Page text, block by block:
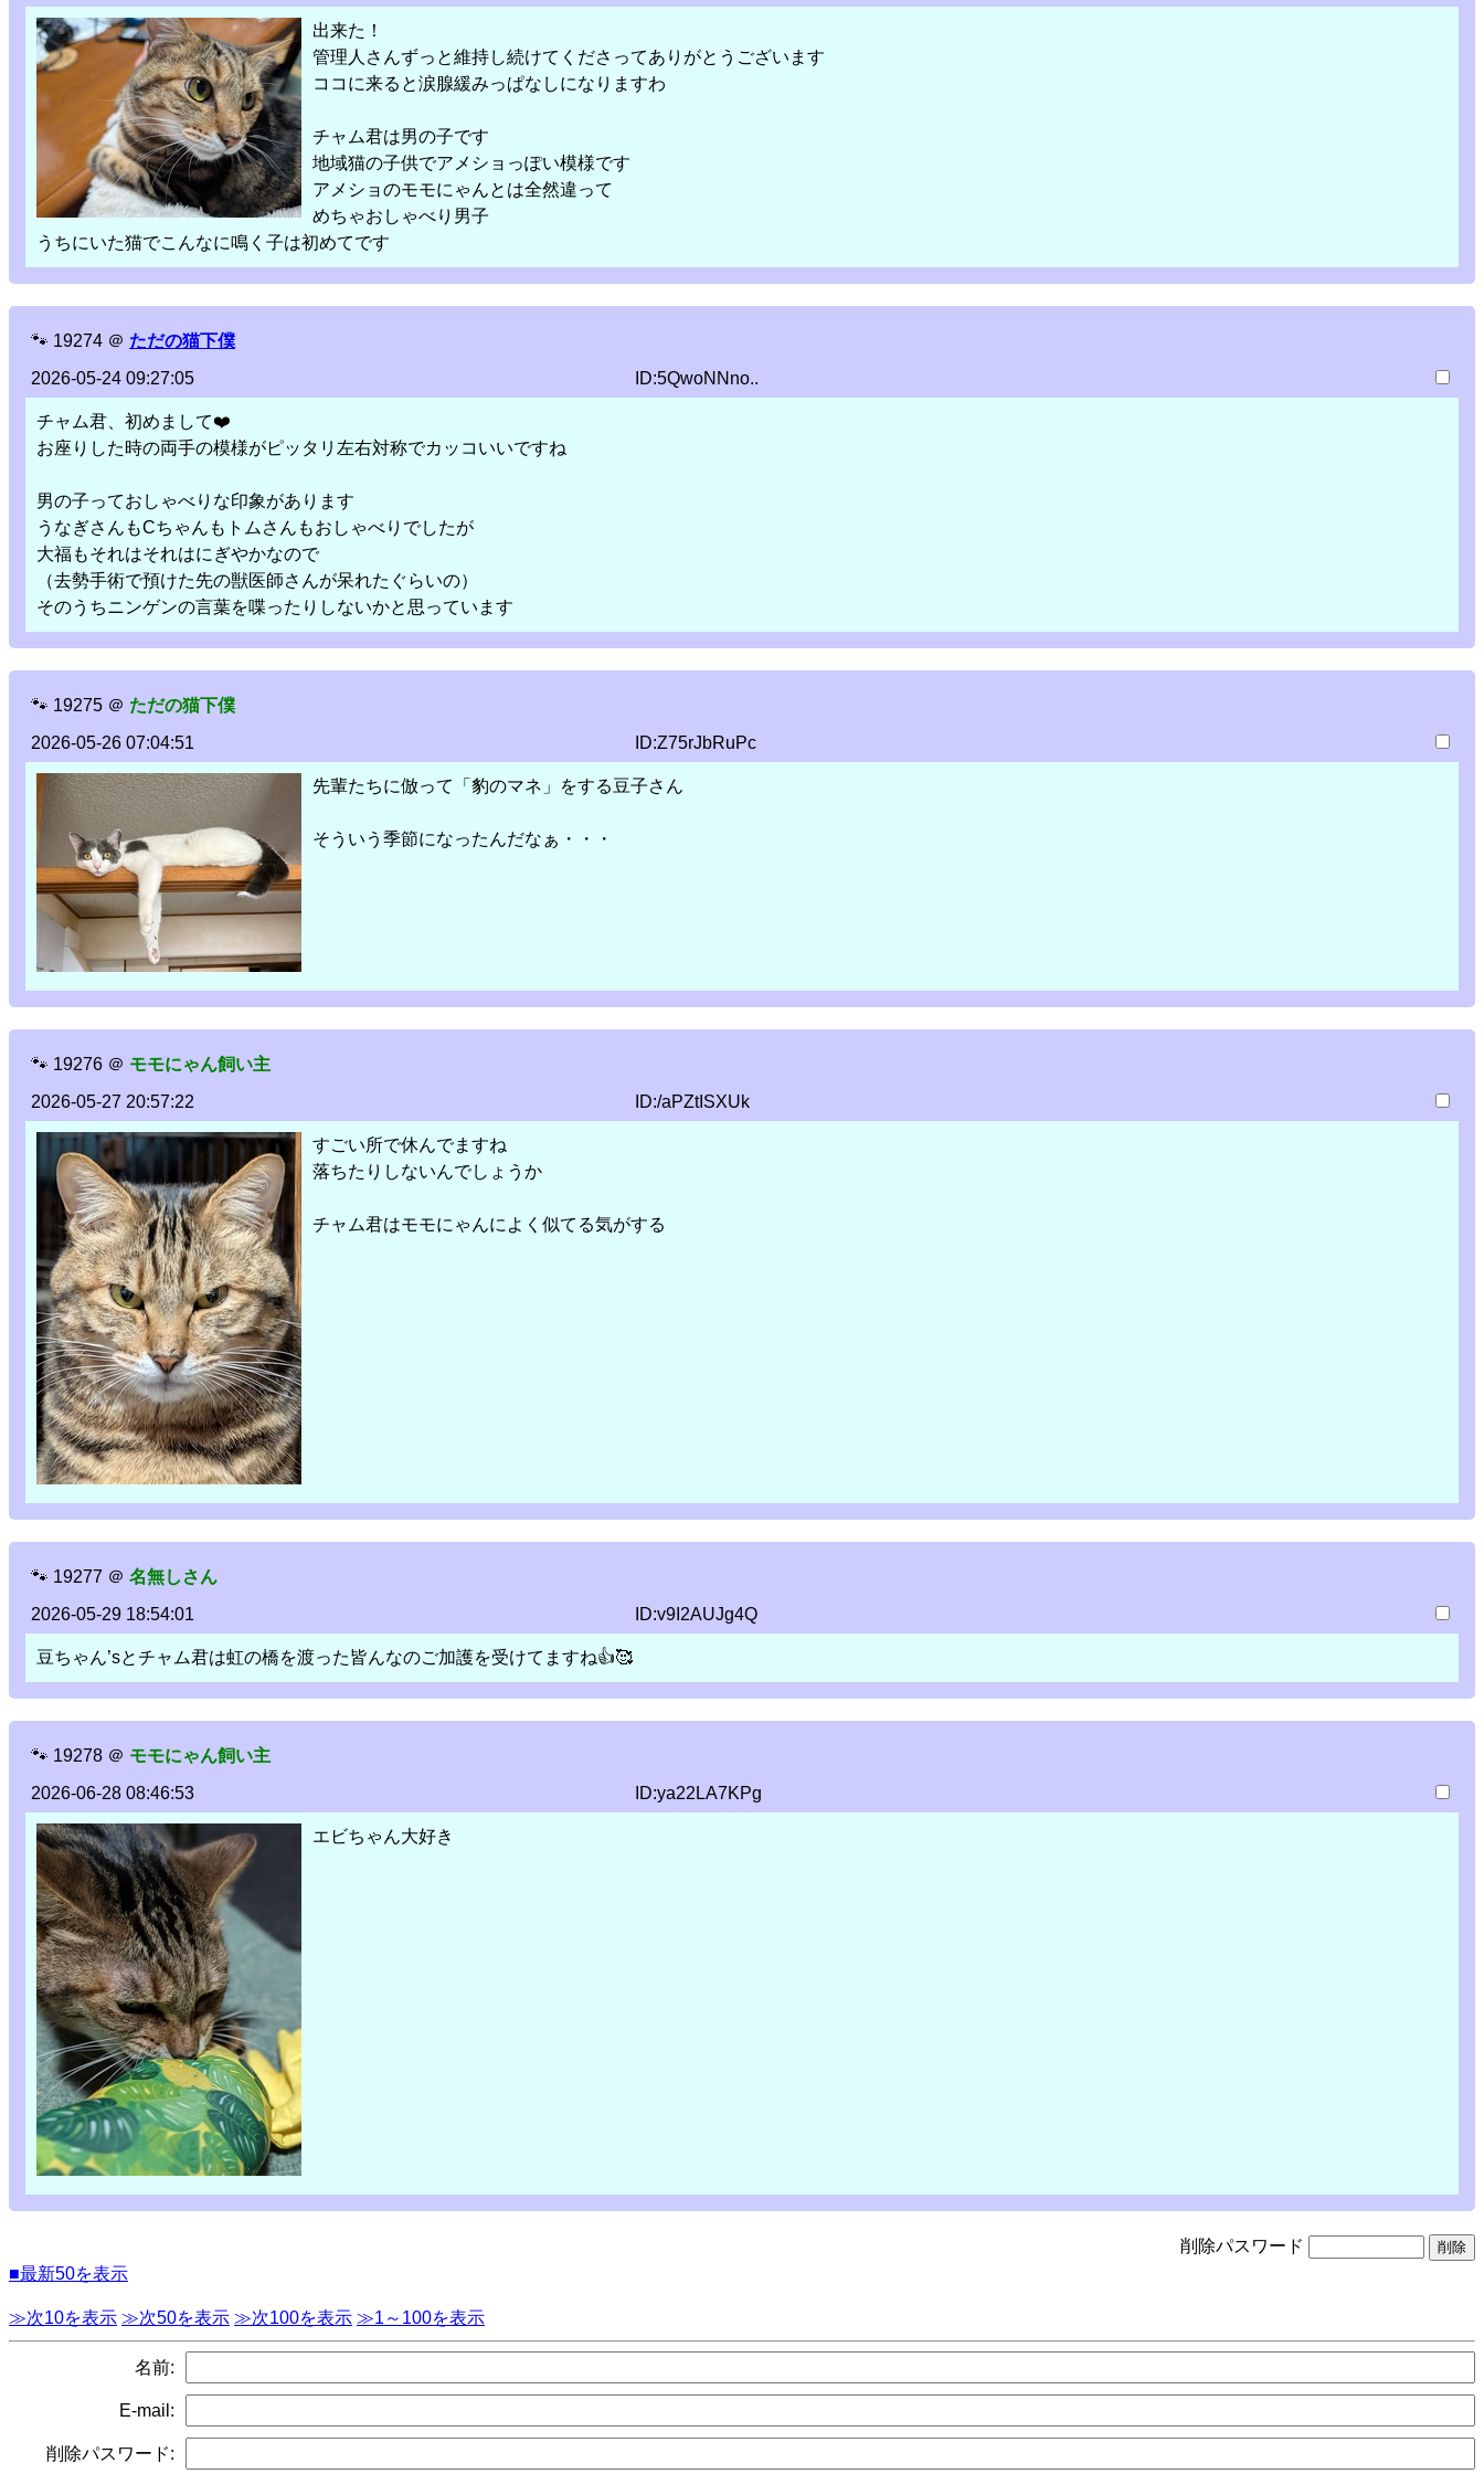
出来た！
管理人さんずっと維持し続けてくださってありがとうございます
ココに来ると涙腺緩みっぱなしになりますわ
チャム君は男の子です
地域猫の子供でアメショっぽい模様です
アメショのモモにゃんとは全然違って
めちゃおしゃべり男子
うちにいた猫でこんなに鳴く子は初めてです
🐾 19274 ＠ ただの猫下僕
2026-05-24 09:27:05
ID:5QwoNNno..
チャム君、初めまして❤️
お座りした時の両手の模様がピッタリ左右対称でカッコいいですね
男の子っておしゃべりな印象があります
うなぎさんもCちゃんもトムさんもおしゃべりでしたが
大福もそれはそれはにぎやかなので
（去勢手術で預けた先の獣医師さんが呆れたぐらいの）
そのうちニンゲンの言葉を喋ったりしないかと思っています
🐾 19275 ＠ ただの猫下僕
2026-05-26 07:04:51
ID:Z75rJbRuPc
先輩たちに倣って「豹のマネ」をする豆子さん
そういう季節になったんだなぁ・・・
🐾 19276 ＠ モモにゃん飼い主
2026-05-27 20:57:22
ID:/aPZtISXUk
すごい所で休んでますね
落ちたりしないんでしょうか
チャム君はモモにゃんによく似てる気がする
🐾 19277 ＠ 名無しさん
2026-05-29 18:54:01
ID:v9I2AUJg4Q
豆ちゃん’sとチャム君は虹の橋を渡った皆んなのご加護を受けてますね👍🥰
🐾 19278 ＠ モモにゃん飼い主
2026-06-28 08:46:53
ID:ya22LA7KPg
エビちゃん大好き
削除パスワード
■最新50を表示
≫次10を表示 ≫次50を表示 ≫次100を表示 ≫1～100を表示
名前:
E-mail:
削除パスワード: